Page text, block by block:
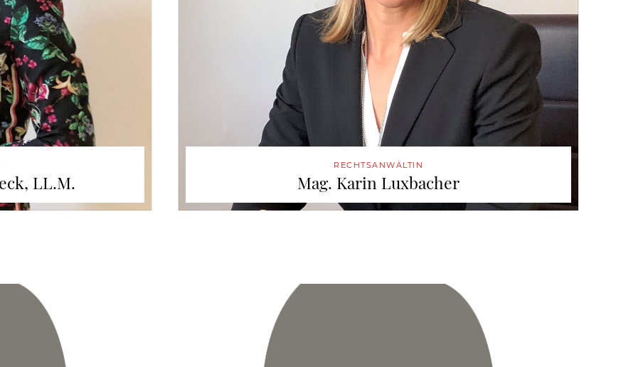
LL.M.
RECHTSANWÄLTIN
Mag. Karin Luxbacher